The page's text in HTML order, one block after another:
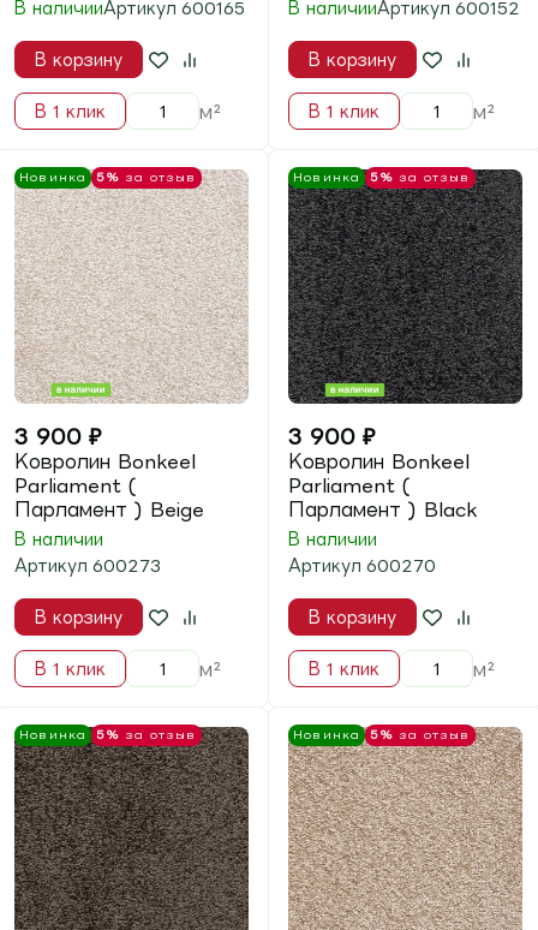
2 860 ₽
Ковролин Bonkeel
Beige
В наличииАртикул 700173
В корзину
В 1 клик м²
2 860 ₽
Ковролин Bonkeel
Blue
В наличииАртикул 700170
В корзину
В 1 клик м²
Новинка 5%за отзыв
2 860 ₽
Ковролин Bonkeel
Pascal ( Паскаль )
В наличииАртикул 700101
В корзину
В 1 клик м²
Новинка 5%за отзыв
2 860 ₽
Ковролин Bonkeel
Pascal ( Паскаль )
В наличииАртикул 700164
В корзину
В 1 клик м²
Новинка 5%за отзыв Новинка 5%за отзыв